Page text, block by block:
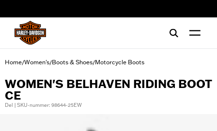
Home/Women's/Boots & Shoes/Motorcycle Boots
WOMEN'S BELHAVEN RIDING BOOT
CE
Del | SKU-nummer: 98644-25EW